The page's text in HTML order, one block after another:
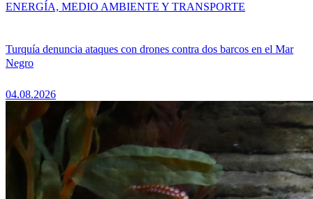
Turquía denuncia ataques con drones contra dos barcos en el Mar
Negro
04.08.2026
ENERGÍA, MEDIO AMBIENTE Y TRANSPORTE